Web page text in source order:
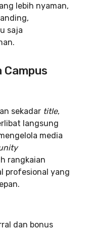
lebih nyaman,
saja
Campus
sekadar title,
langsung
media
rangkaian
profesional yang
dan bonus